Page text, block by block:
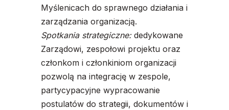
Myślenicach do sprawnego działania i
zarządzania organizacją.
Spotkania strategiczne:dedykowane
Zarządowi, zespołowi projektu oraz
członkom i członkiniom organizacji
pozwolą na integrację w zespole,
partycypacyjne wypracowanie
postulatów do strategii, dokumentów i